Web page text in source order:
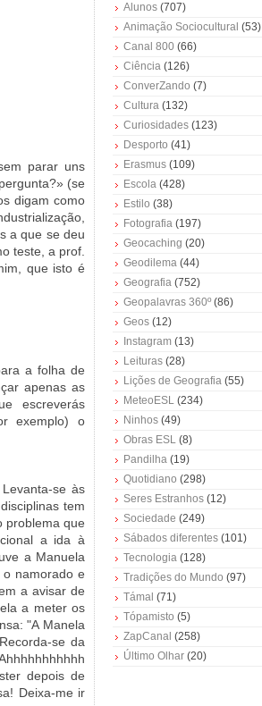
parar uns
(se
digam como
a que se deu
teste, a prof.
que isto é
a folha de
apenas as
escreverás
exemplo) o
se às
tem
problema que
a ida à
a Manuela
namorado e
a avisar de
a meter os
"A Manela
se da
depois de
Deixa-me ir
Alunos (707)
Animação Sociocultural (53)
Canal 800 (66)
Ciência (126)
ConverZando (7)
Cultura (132)
Curiosidades (123)
Desporto (41)
Erasmus (109)
Escola (428)
Estilo (38)
Fotografia (197)
Geocaching (20)
Geodilema (44)
Geografia (752)
Geopalavras 360º (86)
Geos (12)
Instagram (13)
Leituras (28)
Lições de Geografia (55)
MeteoESL (234)
Ninhos (49)
Obras ESL (8)
Pandilha (19)
Quotidiano (298)
Seres Estranhos (12)
Sociedade (249)
Sábados diferentes (101)
Tecnologia (128)
Tradições do Mundo (97)
Támal (71)
Tópamisto (5)
ZapCanal (258)
Último Olhar (20)